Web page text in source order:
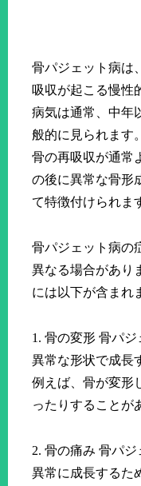
骨パジェット病は
吸収が起こる慢性
病気は通常、中年
般的に見られます
骨の再吸収が通常
の後に異常な骨形
て特徴付けられま
骨パジェット病の
異なる場合があり
には以下が含まれ
1. 骨の変形 骨パ
異常な形状で成長
例えば、骨が変形
ったりすることが
2. 骨の痛み 骨パ
異常に成長するた